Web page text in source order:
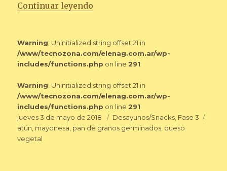
Continuar leyendo
Warning: Uninitialized string offset 21 in
/www/tecnozona.com/elenag.com.ar/wp-
includes/functions.php on line 291
Warning: Uninitialized string offset 21 in
/www/tecnozona.com/elenag.com.ar/wp-
includes/functions.php on line 291
Publicado
el
jueves 3 de mayo de 2018 Categorías
Desayunos/Snacks, Fase 3
atún, mayonesa, pan de granos germinados, queso
vegetal